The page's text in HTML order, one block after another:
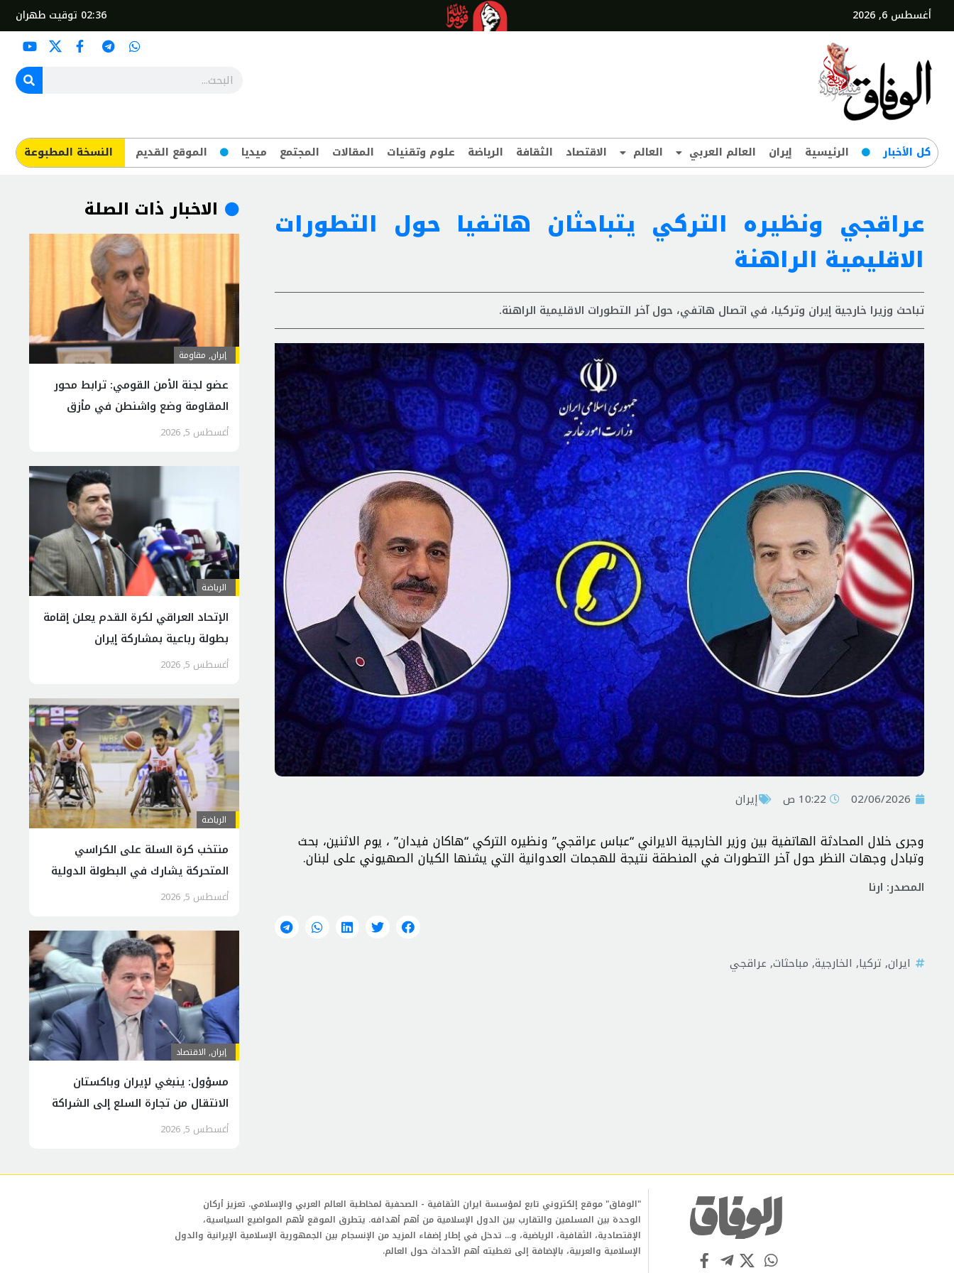
أغسطس 6, 2026 02:36 توقيت طهران
کل‌ الأخبار الرئيسية إيران العالم العربي العالم الاقتصاد الثقافة الرياضة علوم وتقنيات المقالات المجتمع ميديا الموقع القديم ​النسخة المطبوعة
عراقجي ونظيره التركي يتباحثان هاتفيا حول التطورات
الاقليمية الراهنة
تباحث وزيرا خارجية إيران وتركيا، في اتصال هاتفي، حول آخر التطورات الاقليمية الراهنة.
02/06/2026 10:22 ص إيران
وجرى خلال المحادثة الهاتفية بين وزير الخارجية الايراني “عباس عراقجي” ونظيره التركي “هاكان فيدان” ، يوم الاثنين، بحث
وتبادل وجهات النظر حول آخر التطورات في المنطقة نتيجة للهجمات العدوانية التي يشنها الكيان الصهيوني على لبنان.
المصدر: ارنا
ايران, تركيا, الخارجية, مباحثات, عراقجي
الاخبار ذات الصلة
إيران, مقاومة
عضو لجنة الأمن القومي: ترابط محور
المقاومة وضع واشنطن في مأزق
إقليمي
أغسطس 5, 2026
الرياضة
الإتحاد العراقي لكرة القدم يعلن إقامة
بطولة رباعية بمشاركة إيران
أغسطس 5, 2026
الرياضة
منتخب كرة السلة على الكراسي
المتحركة يشارك في البطولة الدولية
بتركيا
أغسطس 5, 2026
إيران, الاقتصاد
مسؤول: ينبغي لإيران وباكستان
الانتقال من تجارة السلع إلى الشراكة
الاقتصادية
أغسطس 5, 2026
"الوفاق" موقع إلكتروني تابع لمؤسسة ايران الثقافية - الصحفية لمخاطبة العالم العربي والإسلامي. تعزيز أركان
الوحدة بين المسلمين والتقارب بين الدول الإسلامية من أهم أهدافه. يتطرق الموقع لأهم المواضيع السياسية،
الإقتصادية، الثقافية، الرياضية، و... تدخل في إطار إضفاء المزيد من الإنسجام بين الجمهورية الإسلامية الإيرانية والدول
الإسلامية والعربية، بالإضافة إلى تغطيته أهم الأحداث حول العالم.